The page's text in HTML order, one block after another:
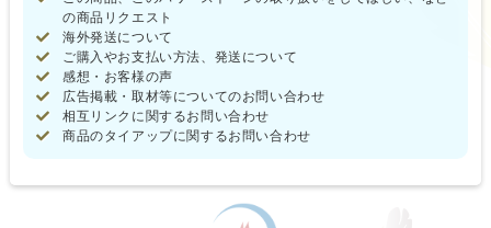
の商品リクエスト
海外発送について
ご購入やお支払い方法、発送について
感想・お客様の声
広告掲載・取材等についてのお問い合わせ
相互リンクに関するお問い合わせ
商品のタイアップに関するお問い合わせ